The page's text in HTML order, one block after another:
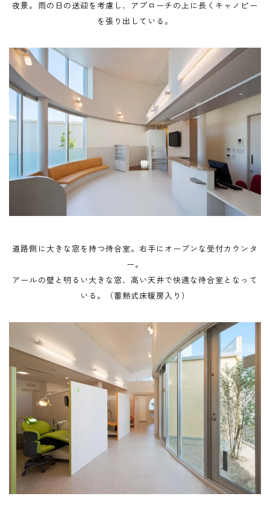
夜景。雨の日の送迎を考慮し、アプローチの上に長くキャノピー
を張り出している。
道路側に大きな窓を持つ待合室。右手にオープンな受付カウンタ
ー。
アールの壁と明るい大きな窓、高い天井で快適な待合室となって
いる。（蓄熱式床暖房入り）